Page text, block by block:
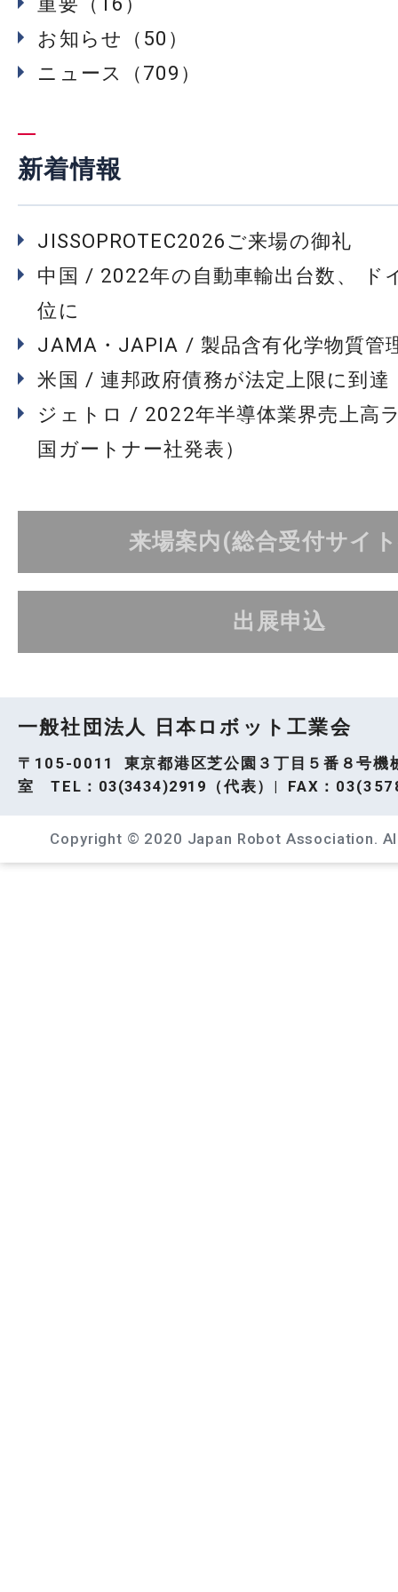
お知らせ（50）
ニュース（709）
新着情報
JISSOPROTEC2026ご来場の御礼
中国 / 2022年の自動車輸出台数、 ド
位に
JAMA・JAPIA / 製品含有化学物質管
米国 / 連邦政府債務が法定上限に到達
ジェトロ / 2022年半導体業界売上高
国ガートナー社発表）
来場案内(総合受付サイ
出展申込
一般社団法人 日本ロボット工業会
〒105-0011 東京都港区芝公園３丁目５番８号機
室 TEL： 03(3434)2919 （代表）| FAX：
Copyright © 2020 Japan Robot Association.